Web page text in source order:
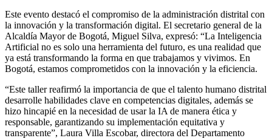
Este evento destacó el compromiso de la administración distrital con
la innovación y la transformación digital. El secretario general de la
Alcaldía Mayor de Bogotá, Miguel Silva, expresó: “La Inteligencia
Artificial no es solo una herramienta del futuro, es una realidad que
ya está transformando la forma en que trabajamos y vivimos. En
Bogotá, estamos comprometidos con la innovación y la eficiencia.
“Este taller reafirmó la importancia de que el talento humano distrital
desarrolle habilidades clave en competencias digitales, además se
hizo hincapié en la necesidad de usar la IA de manera ética y
responsable, garantizando su implementación equitativa y
transparente”, Laura Villa Escobar, directora del Departamento